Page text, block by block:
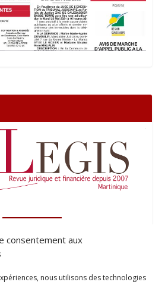
consentement aux
nous utilisons des technologies